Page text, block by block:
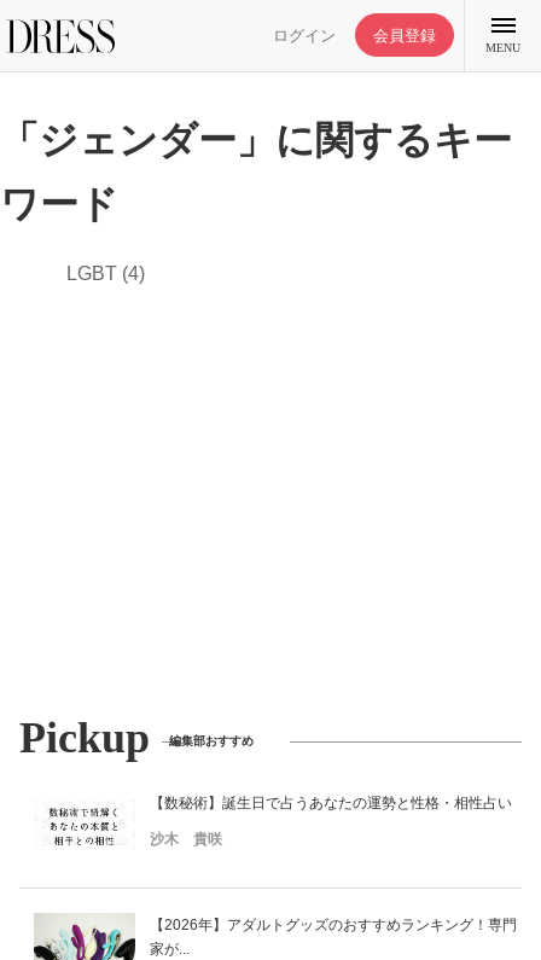
ログイン 会員登録
MENU
妊娠/出産/家族
ココロ/カラダ
トラベル
「ジェンダー」に関するキー
ワード
LGBT (4)
Pickup 編集部おすすめ
【数秘術】誕生日で占うあなたの運勢と性格・相性占い
沙木 貴咲
【2026年】アダルトグッズのおすすめランキング！専門
家が...